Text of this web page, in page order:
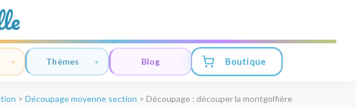
Thèmes Blog Boutique
> Découpage moyenne section > Découpage : découper la montgolfière